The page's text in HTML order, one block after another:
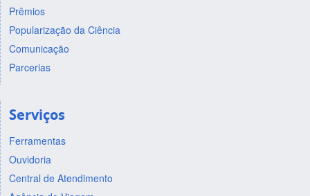
Prêmios
Popularização da Ciência
Comunicação
Parcerias
Serviços
Ferramentas
Ouvidoria
Central de Atendimento